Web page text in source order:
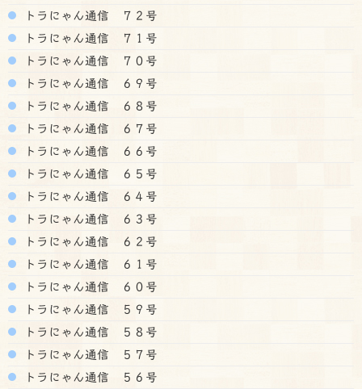
トラにゃん通信 ７２号
トラにゃん通信 ７１号
トラにゃん通信 ７０号
トラにゃん通信 ６９号
トラにゃん通信 ６８号
トラにゃん通信 ６７号
トラにゃん通信 ６６号
トラにゃん通信 ６５号
トラにゃん通信 ６４号
トラにゃん通信 ６３号
トラにゃん通信 ６２号
トラにゃん通信 ６１号
トラにゃん通信 ６０号
トラにゃん通信 ５９号
トラにゃん通信 ５８号
トラにゃん通信 ５７号
トラにゃん通信 ５６号